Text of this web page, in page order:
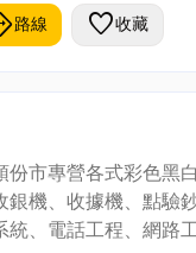
路線 favorite收藏
份市專營各式彩色黑
銀機、收據機、點驗
、電話工程、網路